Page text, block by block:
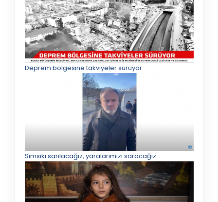
Deprem bölgesine takviyeler sürüyor
Sımsıkı sarılacağız, yaralarımızı saracağız